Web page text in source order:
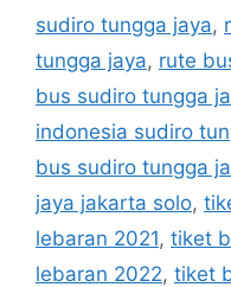
sudiro tungga jaya,
tungga jaya, rute
bus sudiro tungga
indonesia sudiro
bus sudiro tungga
jaya jakarta solo,
lebaran 2021, tiket
lebaran 2022, tiket